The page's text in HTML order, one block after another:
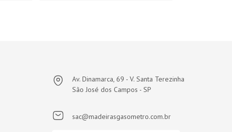
Av. Dinamarca, 69 - V. Santa Terezinha
São José dos Campos - SP
sac@madeirasgasometro.com.br